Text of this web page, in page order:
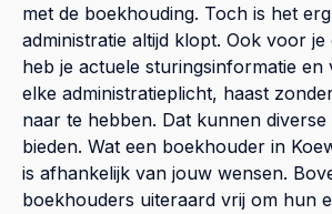
met de boekhouding. Toch is het
administratie altijd klopt. Ook voor je
heb je actuele sturingsinformatie en
elke administratieplicht, haast
naar te hebben. Dat kunnen
bieden. Wat een boekhouder in
is afhankelijk van jouw wensen.
boekhouders uiteraard vrij om hun